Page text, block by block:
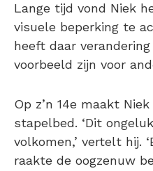
Lange tijd vond Niek
visuele beperking te
heeft daar
voorbeeld zijn voor
Op z’n 14e maakt
stapelbed. ‘Dit
volkomen,’ vertelt hij.
raakte de oogzenuw